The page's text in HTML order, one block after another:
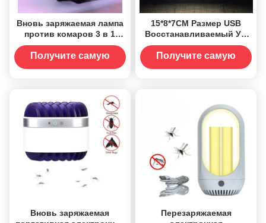
Вновь заряжаемая лампа
против комаров 3 в 1
многофункциональная
муха убийца насекомых
электрический шок жучок
Получите самую
15*8*7CM Размер USB
Восстанавливаемый УФ
Комароубийственная
лампа
Получите самую
Вновь заряжаемая
Перезаряжаемая